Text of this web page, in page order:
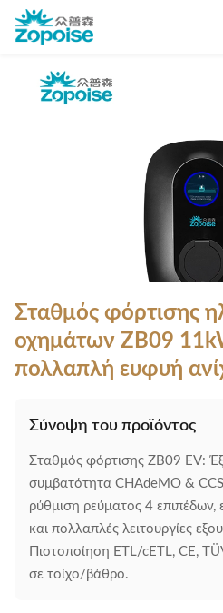
Σταθμός φόρτισης
οχημάτων ZB09
πολλαπλή ευφυή
Σύνοψη του προϊόντος
Σταθμός φόρτισης ZB09 EV:
συμβατότητα CHAdeMO &
ρύθμιση ρεύματος 4 επιπέδων,
και πολλαπλές λειτουργίες
Πιστοποίηση ETL/cETL, CE,
σε τοίχο/βάθρο.